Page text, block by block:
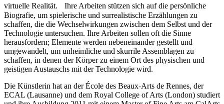
virtuelle Realität. Ihre Arbeiten stützen sich auf die persönliche
Biografie, um spielerische und surrealistische Erzählungen zu
schaffen, die die Wechselwirkungen zwischen dem Selbst und der
Technologie untersuchen. Ihre Arbeiten sollen oft die Sinne
herausfordern; Elemente werden nebeneinander gestellt und
umgewandelt, um unheimliche und skurrile Assemblagen zu
schaffen, in denen der Körper zu einem Ort des physischen und
geistigen Austauschs mit der Technologie wird.
Die Künstlerin hat an der École des Beaux-Arts de Rennes, der
ECAL (Lausanne) und dem Royal College of Arts (London) studiert